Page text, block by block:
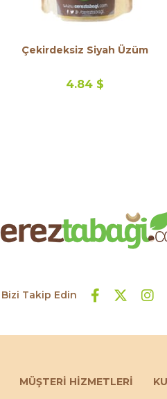
Çekirdeksiz Siyah Üzüm
4.84 $
Bizi Takip Edin
MÜŞTERİ HİZMETLERİ